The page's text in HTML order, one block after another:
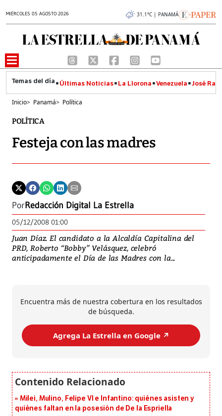
MIÉRCOLES 05 AGOSTO 2026 31.1°C | PANAMÁ
Últimas Noticias La Llorona Venezuela José
Inicio> Panamá> Política
POLÍTICA
Festeja con las madres
PorRedacción Digital La Estrella
05/12/2008 01:00
Juan Díaz. El candidato a la Alcaldía Capitalina del
PRD, Roberto “Bobby” Velásquez, celebró
anticipadamente el Día de las Madres con la...
Encuentra más de nuestra cobertura en los resultados
de búsqueda.
Agrega La Estrella en Google ↗️
Milei, Mulino, Felipe VI e Infantino: quiénes asisten y
quiénes faltan en la posesión de De la Espriella